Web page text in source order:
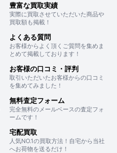
豊富な買取実績
実際に買取させていただいた商品や
買取額も掲載！
よくある質問
お客様からよく頂くご質問を集めま
とめて掲載しております！
お客様の口コミ・評判
取引いただいたお客様からの口コミ
を集めてみました！
無料査定フォーム
完全無料のメールベースの査定フォ
ームです！
宅配買取
人気NO.1の買取方法！自宅から当社
へお荷物を送るだけ！